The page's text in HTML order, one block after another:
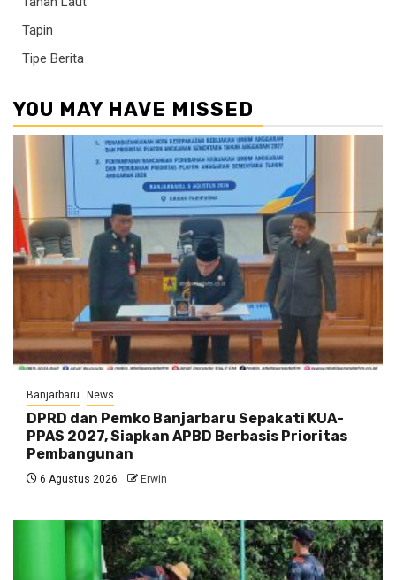
Tapin
Tipe Berita
YOU MAY HAVE MISSED
Banjarbaru News
DPRD dan Pemko Banjarbaru Sepakati KUA-
PPAS 2027, Siapkan APBD Berbasis Prioritas
Pembangunan
6 Agustus 2026 Erwin